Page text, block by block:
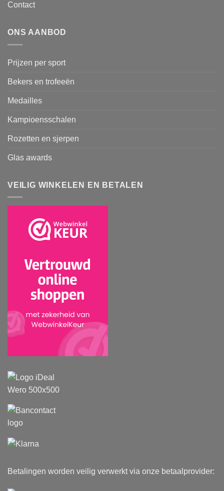
Contact
ONS AANBOD
Prijzen per sport
Bekers en trofeeën
Medailles
Kampioensschalen
Rozetten en sjerpen
Glas awards
VEILIG WINKELEN EN BETALEN
Betalingen worden veilig verwerkt via onze betaalprovider: